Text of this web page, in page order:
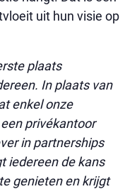
uit hun visie op
plaats
In plaats van
enkel onze
privékantoor
in partnerships
iedereen de kans
genieten en krijgt